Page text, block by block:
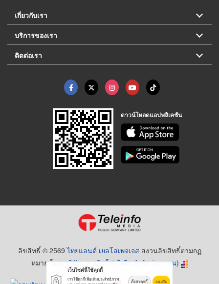
เกี่ยวกับเรา
บริการของเรา
ติดต่อเรา
ดาวน์โหลดแอปพลิเคชัน
ลิขสิทธิ์ © 2569ไทยแลนด์ เยลโล่เพจเจส สงวนลิขสิทธิ์ตามกฏ
หมาย โดยบริษัท เทเลอินโฟ มีเดีย จำกัด (มหาชน)
เว็บไซต์นี้ใช้คุกกี้
เราใช้คุกกี้เพื่อเพิ่มประสิทธิภาพ
ตั้งค่าคุกกี้ ยอมรับ